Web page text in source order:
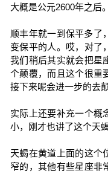
大概是公元2600年之后。
顺丰年就一到保平多了
变保平的人。哎，对了
我们稍后其实就会把星
个颠覆，而且这个很重
接下来呢会进一步的去颠
实际上还要补充一个概
小，刚才也讲了这个天
天蝎在黄道上面的这个
窄的，其他有些星座非